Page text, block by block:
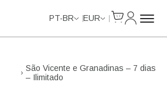
PT-BR EUR
São Vicente e Granadinas – 7 dias
– Ilimitado